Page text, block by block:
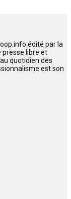
édité par la
presse libre et
quotidien des
est son